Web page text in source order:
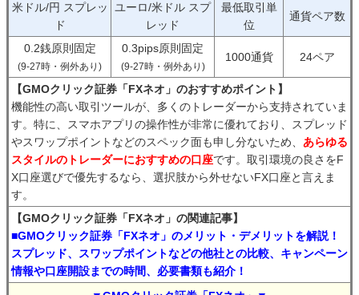
米ドル/円 スプレッ
ド
ユーロ/米ドル スプ
レッド
最低取引単
位
通貨ペア数
0.2銭原則固定
(9-27時・例外あり)
0.3pips原則固定
(9-27時・例外あり)
1000通貨 24ペア
【GMOクリック証券「FXネオ」のおすすめポイント】
機能性の高い取引ツールが、多くのトレーダーから支持されていま
す。特に、スマホアプリの操作性が非常に優れており、スプレッド
やスワップポイントなどのスペック面も申し分ないため、 あらゆる
スタイルのトレーダーにおすすめの口座です。取引環境の良さをF
X口座選びで優先するなら、選択肢から外せないFX口座と言えま
す。
【GMOクリック証券「FXネオ」の関連記事】
■GMOクリック証券「FXネオ」のメリット・デメリットを解説！
スプレッド、スワップポイントなどの他社との比較、キャンペーン
情報や口座開設までの時間、必要書類も紹介！